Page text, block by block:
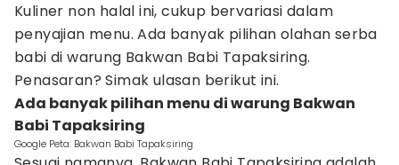
Kuliner non halal ini, cukup bervariasi dalam
penyajian menu. Ada banyak pilihan olahan serba
babi di warung Bakwan Babi Tapaksiring.
Penasaran? Simak ulasan berikut ini.
Ada banyak pilihan menu di warung Bakwan
Babi Tapaksiring
Google Peta: Bakwan Babi Tapaksiring